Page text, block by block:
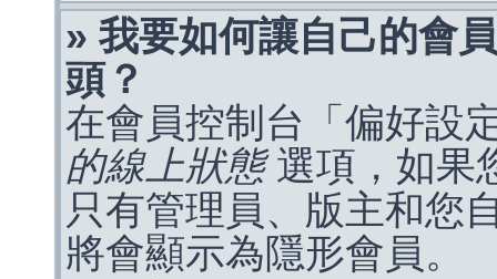
» 我要如何讓自己的會
頭？
在會員控制台「偏好設
的線上狀態選項，如果
只有管理員、版主和您
將會顯示為隱形會員。